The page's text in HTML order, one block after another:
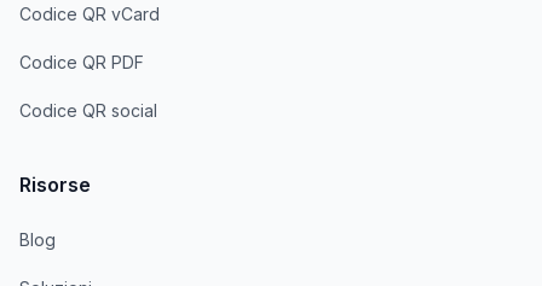
Codice QR vCard
Codice QR PDF
Codice QR social
Risorse
Blog